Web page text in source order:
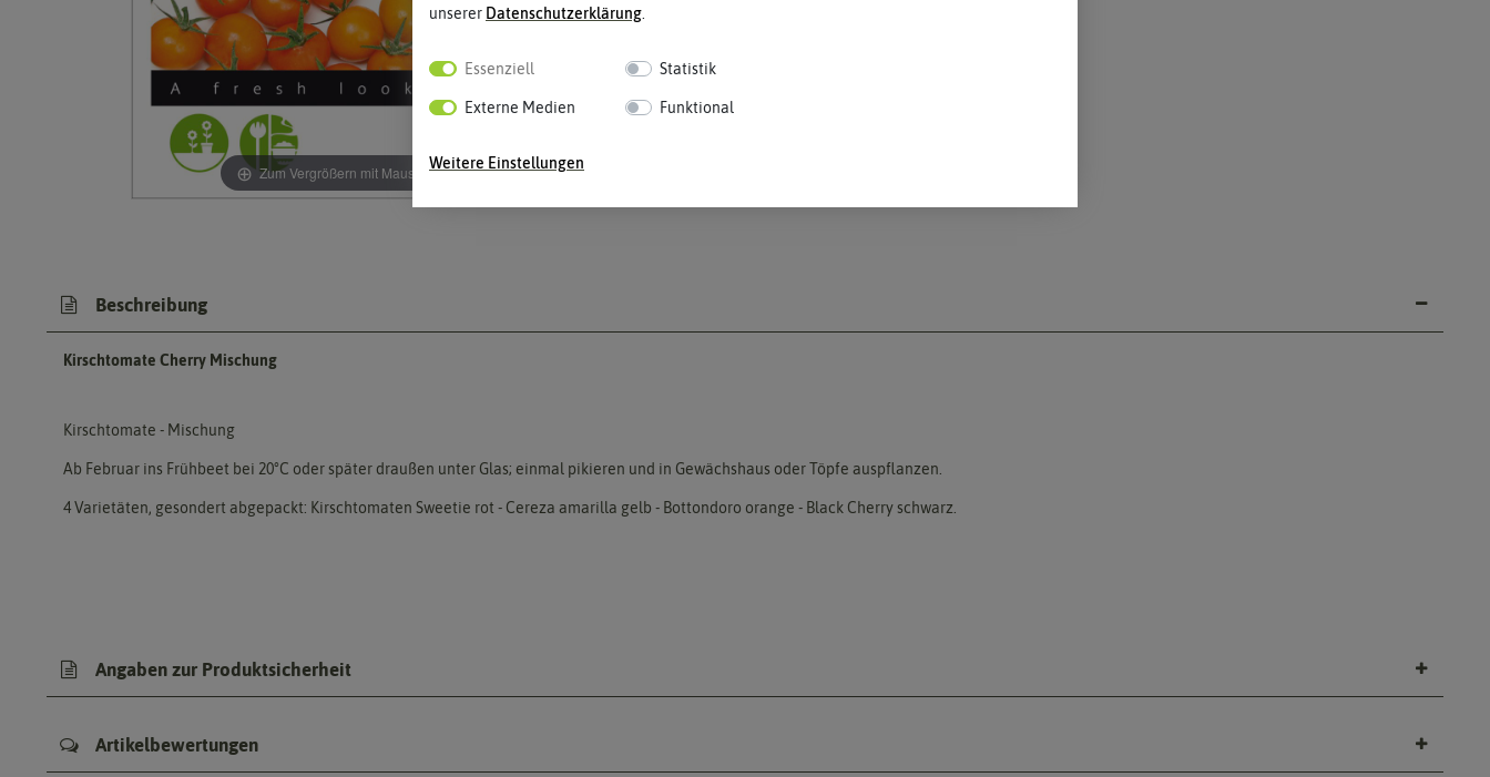
Zum Vergrößern mit Maus über das Bild fahren
Beschreibung
Kirschtomate Cherry Mischung
Kirschtomate - Mischung
Ab Februar ins Frühbeet bei 20°C oder später draußen unter Glas; einmal pikieren und in Gewächshaus oder Töpfe auspflanzen.
4 Varietäten, gesondert abgepackt: Kirschtomaten Sweetie rot - Cereza amarilla gelb - Bottondoro orange - Black Cherry schwarz.
Angaben zur Produktsicherheit
Artikelbewertungen
unserer Daten­schutz­erklärung
Essenziell Statistik
Externe Medien Funktional
Weitere Einstellungen